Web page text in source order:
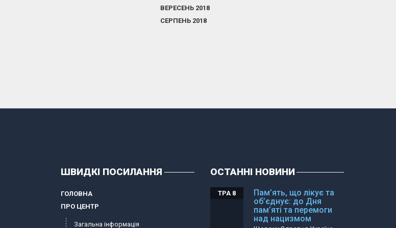
ВЕРЕСЕНЬ 2018
СЕРПЕНЬ 2018
ШВИДКІ ПОСИЛАННЯ
ГОЛОВНА
ПРО ЦЕНТР
Загальна інформація
ОСТАННІ НОВИНИ
Пам’ять, що лікує та
об’єднує: до Дня
пам’яті та перемоги
над нацизмом
ТРА 8